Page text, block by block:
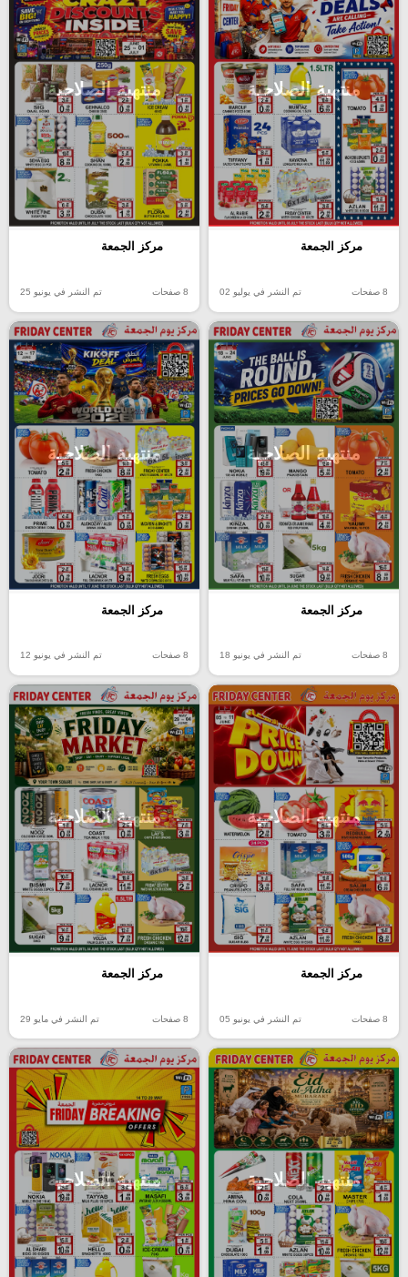
منتهية الصلاحية
مركز الجمعة
8 صفحات تم النشر في يوليو 02
منتهية الصلاحية
مركز الجمعة
8 صفحات تم النشر في يونيو 25
منتهية الصلاحية
مركز الجمعة
8 صفحات تم النشر في يونيو 18
منتهية الصلاحية
مركز الجمعة
8 صفحات تم النشر في يونيو 12
منتهية الصلاحية
مركز الجمعة
8 صفحات تم النشر في يونيو 05
منتهية الصلاحية
مركز الجمعة
8 صفحات تم النشر في مايو 29
منتهية الصلاحية منتهية الصلاحية